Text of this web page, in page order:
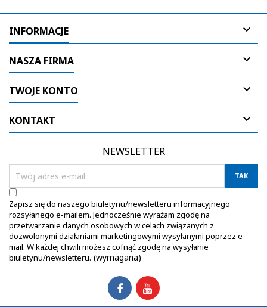
INFORMACJE 
NASZA FIRMA 
TWOJE KONTO 
KONTAKT 
NEWSLETTER
Zapisz się do naszego biuletynu/newsletteru informacyjnego
rozsyłanego e-mailem. Jednocześnie wyrażam zgodę na
przetwarzanie danych osobowych w celach związanych z
dozwolonymi działaniami marketingowymi wysyłanymi poprzez e-
mail. W każdej chwili możesz cofnąć zgodę na wysyłanie
biuletynu/newsletteru. (wymagana)